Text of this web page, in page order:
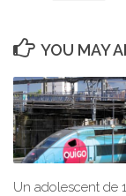
YOU MAY
Un adolescent de